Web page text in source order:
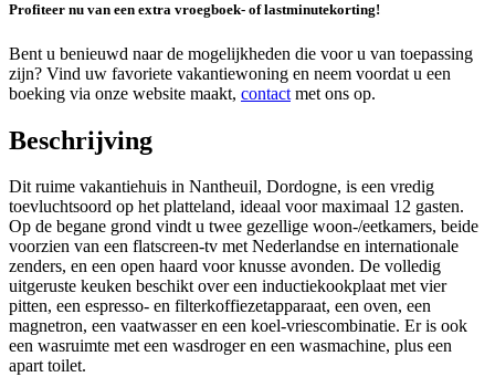
Profiteer nu van een extra vroegboek- of lastminutekorting!
Bent u benieuwd naar de mogelijkheden die voor u van toepassing
zijn? Vind uw favoriete vakantiewoning en neem voordat u een
boeking via onze website maakt, contact met ons op.
Beschrijving
Dit ruime vakantiehuis in Nantheuil, Dordogne, is een vredig
toevluchtsoord op het platteland, ideaal voor maximaal 12 gasten.
Op de begane grond vindt u twee gezellige woon-/eetkamers, beide
voorzien van een flatscreen-tv met Nederlandse en internationale
zenders, en een open haard voor knusse avonden. De volledig
uitgeruste keuken beschikt over een inductiekookplaat met vier
pitten, een espresso- en filterkoffiezetapparaat, een oven, een
magnetron, een vaatwasser en een koel-vriescombinatie. Er is ook
een wasruimte met een wasdroger en een wasmachine, plus een
apart toilet.